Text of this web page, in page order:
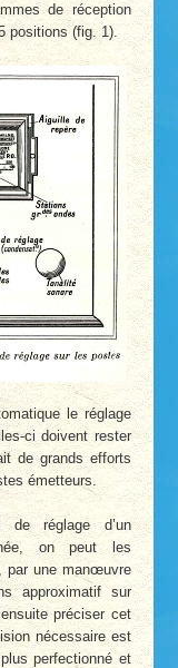
de réception
positions (fig. 1).
le réglage
ci doivent rester
de grands efforts
émetteurs.
de réglage d’un
on peut les
par une manœuvre
approximatif sur
préciser cet
nécessaire est
perfectionné et